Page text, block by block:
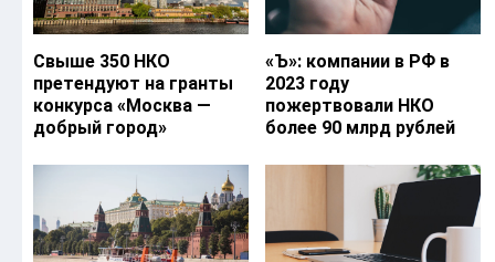
Свыше 350 НКО
претендуют на гранты
конкурса «Москва —
добрый город»
«Ъ‎»: компании в РФ в
2023 году
пожертвовали НКО
более 90 млрд рублей